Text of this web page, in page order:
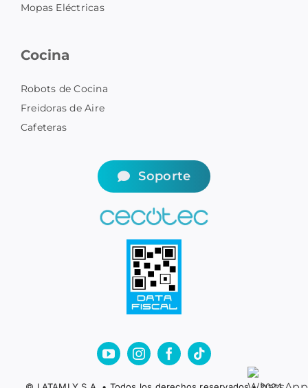
Mopas Eléctricas
Cocina
Robots de Cocina
Freidoras de Aire
Cafeteras
Soporte